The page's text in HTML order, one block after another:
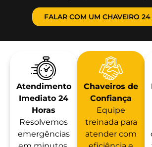
FALAR COM UM CHAVEIRO
Atendimento
Imediato 24
Horas
Resolvemos
emergências
Chaveiros de
Confiança
Equipe
treinada para
atender com